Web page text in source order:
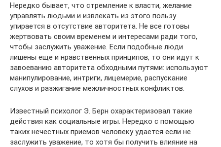
Нередко бывает, что стремление к власти, желание
управлять людьми и извлекать из этого пользу
упирается в отсутствие авторитета. Не все готовы
жертвовать своим временем и интересами ради того,
чтобы заслужить уважение. Если подобные люди
лишены еще и нравственных принципов, то они идут к
завоеванию авторитета обходными путями: используют
манипулирование, интриги, лицемерие, распускание
слухов и разжигание межличностных конфликтов.
Известный психолог Э. Берн охарактеризовал такие
действия как социальные игры. Нередко с помощью
таких нечестных приемов человеку удается если не
заслужить уважение, то хотя бы получить влияние на